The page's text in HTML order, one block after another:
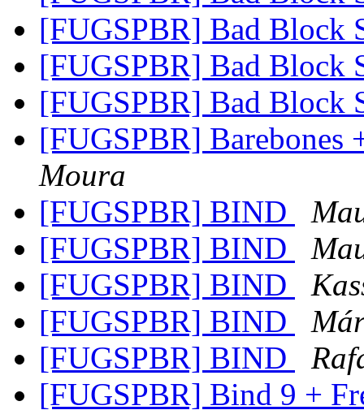
[FUGSPBR] Bad Block
[FUGSPBR] Bad Block
[FUGSPBR] Bad Block
[FUGSPBR] Barebones
Moura
[FUGSPBR] BIND
[FUGSPBR] BIND
[FUGSPBR] BIND
[FUGSPBR] BIND
[FUGSPBR] BIND
[FUGSPBR] Bind 9 +